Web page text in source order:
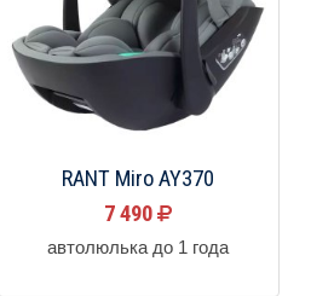
RANT Miro AY370
7 490
автолюлька до 1 года